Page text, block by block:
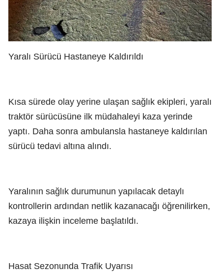
Yaralı Sürücü Hastaneye Kaldırıldı
Kısa sürede olay yerine ulaşan sağlık ekipleri, yaralı
traktör sürücüsüne ilk müdahaleyi kaza yerinde
yaptı. Daha sonra ambulansla hastaneye kaldırılan
sürücü tedavi altına alındı.
Yaralının sağlık durumunun yapılacak detaylı
kontrollerin ardından netlik kazanacağı öğrenilirken,
kazaya ilişkin inceleme başlatıldı.
Hasat Sezonunda Trafik Uyarısı